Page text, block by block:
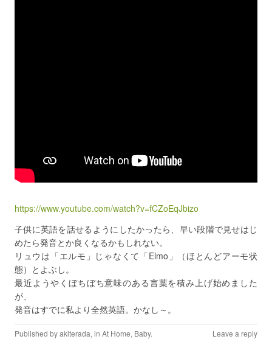
https://www.youtube.com/watch?v=fCZoEqJbizo
子供に英語を話せるようにしたかったら、早い段階で見せはじ
めたら発音とか良くなるかもしれない。
リュウは「エルモ」じゃなくて「Elmo」（ほとんどアーモ状
態）とよぶし。
最近ようやくぼちぼち意味のある言葉を積み上げ始めました
が、
発音はすでに私より全然英語。かなし～。
Published byakiterada, in At Home, Baby. Leave a reply